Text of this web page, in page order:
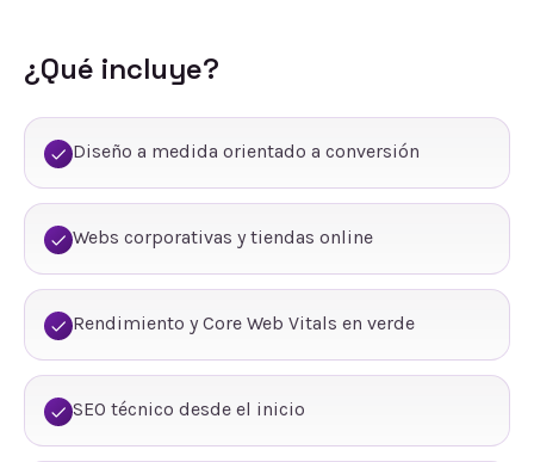
¿Qué incluye?
Diseño a medida orientado a conversión
Webs corporativas y tiendas online
Rendimiento y Core Web Vitals en verde
SEO técnico desde el inicio